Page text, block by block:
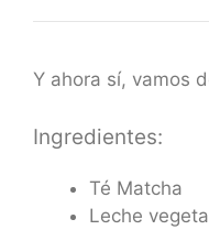
Y ahora sí, vamos
Ingredientes:
Té Matcha
Leche